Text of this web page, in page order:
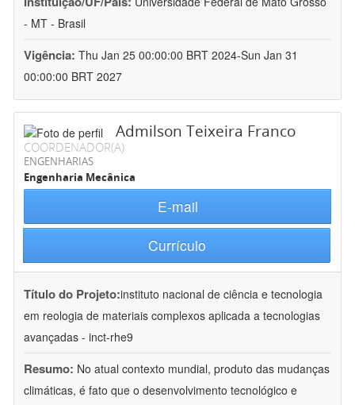
- MT - Brasil
Vigência: Thu Jan 25 00:00:00 BRT 2024-Sun Jan 31
00:00:00 BRT 2027
Admilson Teixeira Franco
COORDENADOR(A)
ENGENHARIAS
Engenharia Mecânica
E-mail
Currículo
Título do Projeto:instituto nacional de ciência e tecnologia
em reologia de materiais complexos aplicada a tecnologias
avançadas - inct-rhe9
Resumo: No atual contexto mundial, produto das mudanças
climáticas, é fato que o desenvolvimento tecnológico e